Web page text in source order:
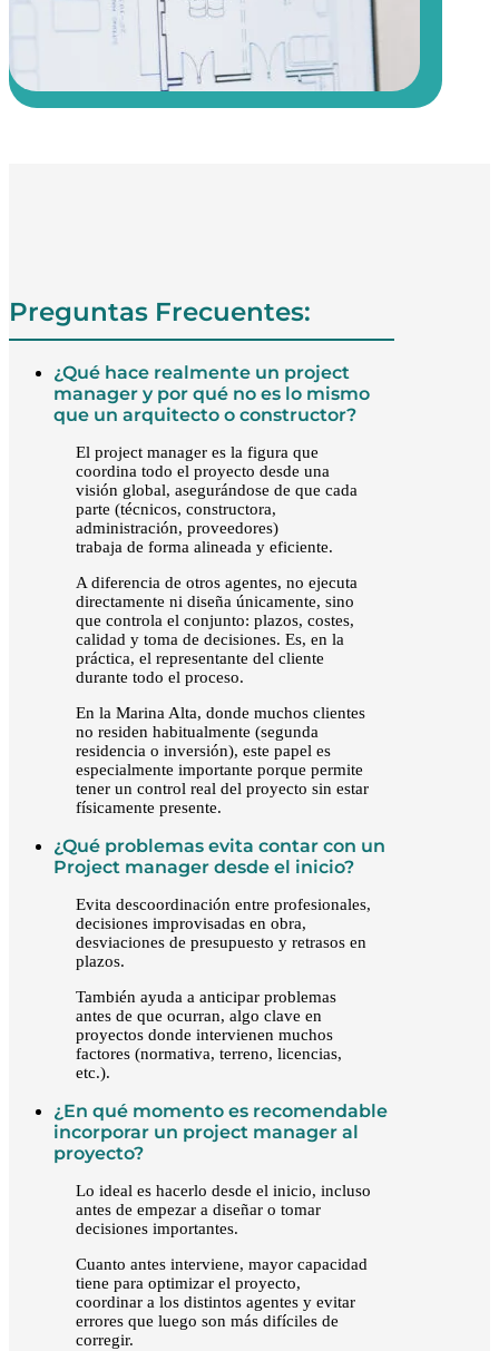
Preguntas Frecuentes:
¿Qué hace realmente un project
manager y por qué no es lo mismo
que un arquitecto o constructor?
El project manager es la figura que
coordina todo el proyecto desde una
visión global, asegurándose de que cada
parte (técnicos, constructora,
administración, proveedores)
trabaja de forma alineada y eficiente.
A diferencia de otros agentes, no ejecuta
directamente ni diseña únicamente, sino
que controla el conjunto: plazos, costes,
calidad y toma de decisiones. Es, en la
práctica, el representante del cliente
durante todo el proceso.
En la Marina Alta, donde muchos clientes
no residen habitualmente (segunda
residencia o inversión), este papel es
especialmente importante porque permite
tener un control real del proyecto sin estar
físicamente presente.
¿Qué problemas evita contar con un
Project manager desde el inicio?
Evita descoordinación entre profesionales,
decisiones improvisadas en obra,
desviaciones de presupuesto y retrasos en
plazos.
También ayuda a anticipar problemas
antes de que ocurran, algo clave en
proyectos donde intervienen muchos
factores (normativa, terreno, licencias,
etc.).
¿En qué momento es recomendable
incorporar un project manager al
proyecto?
Lo ideal es hacerlo desde el inicio, incluso
antes de empezar a diseñar o tomar
decisiones importantes.
Cuanto antes interviene, mayor capacidad
tiene para optimizar el proyecto,
coordinar a los distintos agentes y evitar
errores que luego son más difíciles de
corregir.